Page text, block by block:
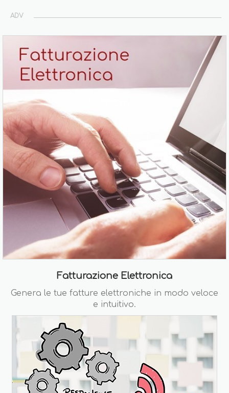
ADV
Fatturazione Elettronica
Genera le tue fatture elettroniche in modo veloce
e intuitivo.